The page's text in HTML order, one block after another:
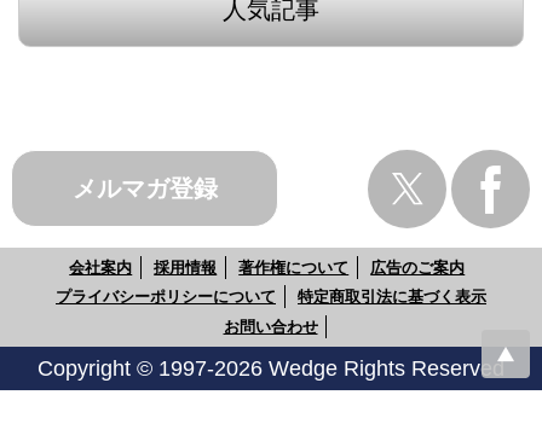
人気記事
メルマガ登録
会社案内 採用情報 著作権について
広告のご案内
プライバシーポリシーについて
特定商取引法に基づく表示
お問い合わせ
Copyright © 1997-2026 Wedge Rights Reserved